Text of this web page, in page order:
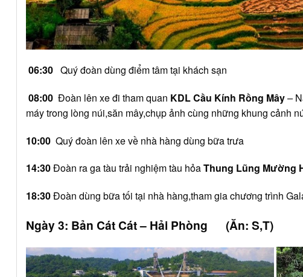
06:30 Quý đoàn dùng điểm tâm tại khách sạn
08:00 Đoàn lên xe đi tham quan KDL Cầu Kính Rồng Mây–
máy trong lòng núi,săn mây,chụp ảnh cùng những khung cảnh
10:00 Quý đoàn lên xe về nhà hàng dùng bữa trưa
14:30Đoàn ra ga tàu trải nghiệm tàu hỏaThung Lũng Mường
18:30Đoàn dùng bữa tối tại nhà hàng,tham gia chương trình
Ngày 3: Bản Cát Cát – Hải Phòng (Ăn: S,T)